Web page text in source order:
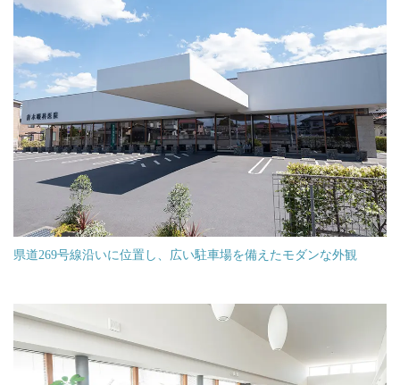
県道269号線沿いに位置し、広い駐車場を備えたモダンな外観